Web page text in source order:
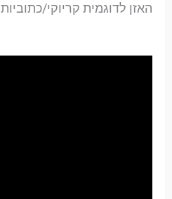
האזן לדוגמית קריוקי/כתוביות